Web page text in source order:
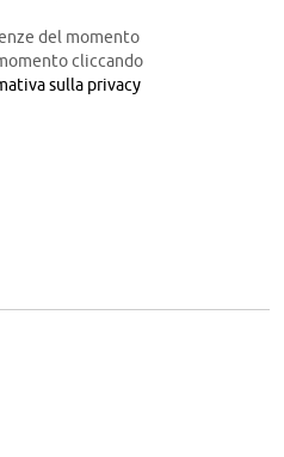
del momento
cliccando
sulla privacy